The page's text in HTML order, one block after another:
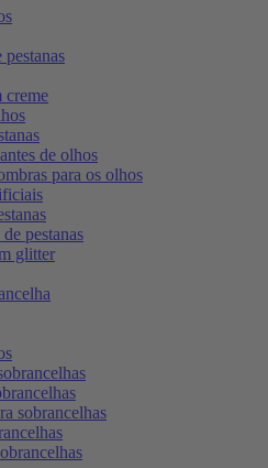
pestanas
creme
de olhos
para os olhos
pestanas
glitter
sobrancelhas